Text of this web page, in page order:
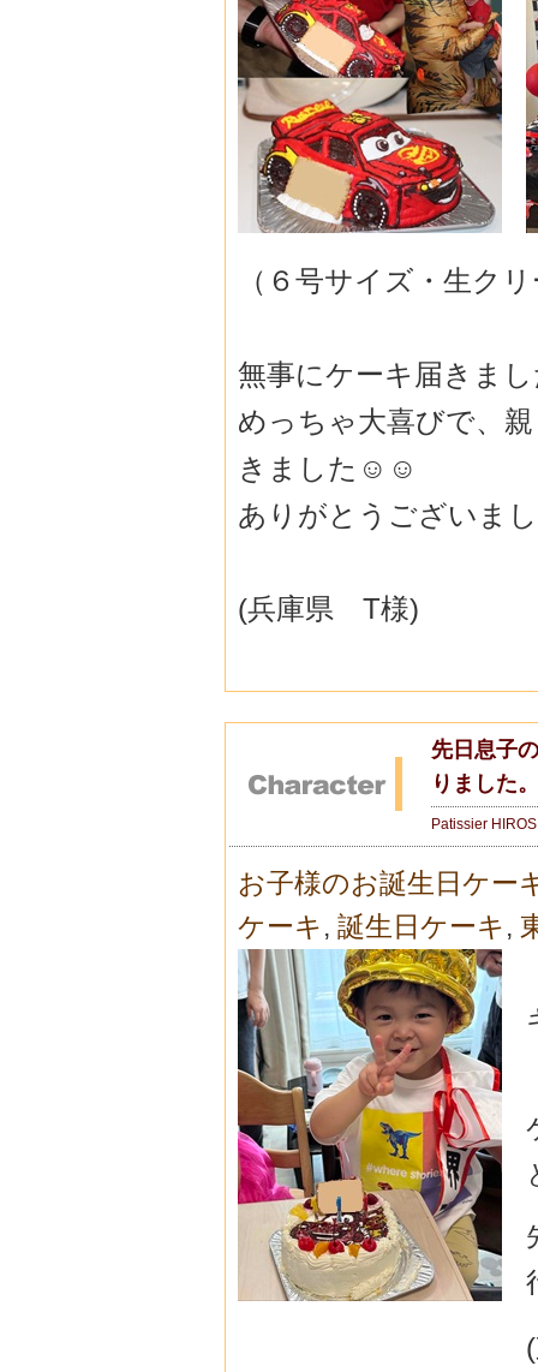
（６号サイズ・生ク
無事にケーキ届きま
めっちゃ大喜びで、
きました☺️☺️
ありがとうございま
(兵庫県 T様)
先日息子
りました
Patissier
お子様のお誕生日ケー
ケーキ , 誕生日ケーキ ,